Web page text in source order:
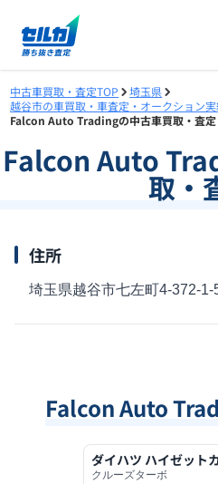
中古車買取・査定TOP
埼玉県
越谷市の車買取・車査定・オークション
Falcon Auto Tradingの中古車買取・査定
Falcon Auto
取・
住所
埼玉県越谷市七左町4-372-1-
Falcon Auto
ダイハツ ハイゼット
クルーズターボ